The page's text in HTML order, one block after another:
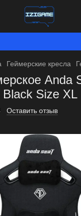
Геймерские кресла
Anda
Size XL
Оставить отзыв